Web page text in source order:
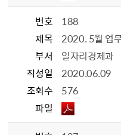
번호
188
제목
2020. 5월 업
부서
일자리경제과
작성일
2020.06.09
조회수
576
파일